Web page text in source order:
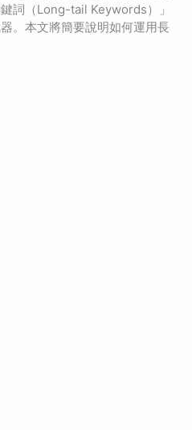
詞（Long-tail Keywords）」
。本文將簡要說明如何運用長